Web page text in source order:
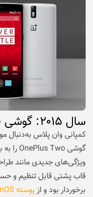
سال : گوشی
کمپانی وان پلاس
ویژگی‌های جدیدی مانند
قاب پشتی قابل تنظیم و
برخوردار بود و ازپوسته OxygenOS مبتنی بر اندروید